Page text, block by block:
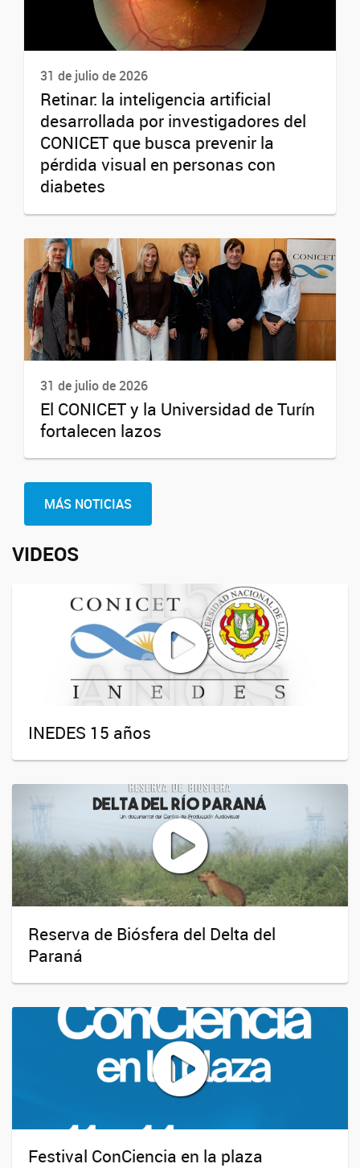
31 de julio de 2026
Retinar: la inteligencia artificial
desarrollada por investigadores del
CONICET que busca prevenir la
pérdida visual en personas con
diabetes
31 de julio de 2026
El CONICET y la Universidad de Turín
fortalecen lazos
MÁS NOTICIAS
VIDEOS
INEDES 15 años
Reserva de Biósfera del Delta del
Paraná
Festival ConCiencia en la plaza